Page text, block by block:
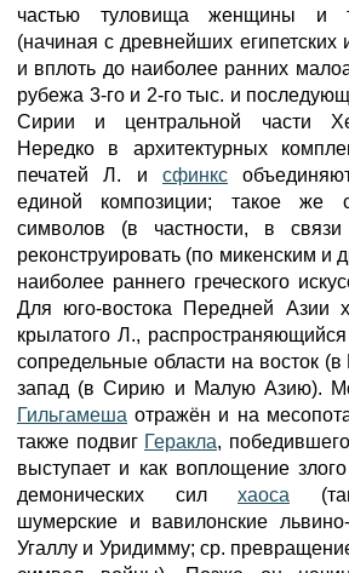
частью туловища женщины и
(начиная с древнейших египетских
и вплоть до наиболее ранних
рубежа 3-го и 2-го тыс. и
Сирии и центральной части
Нередко в архитектурных
печатей Л. и сфинкс
единой композиции; такое же
символов (в частности, в
реконструировать (по микенским и
наиболее раннего греческого
Для юго-востока Передней Азии
крылатого Л.,
сопредельные области на восток
запад (в Сирию и Малую Азию).
Гильгамеша отражён и на
также подвиг Геракла,
выступает и как воплощение
демонических сил хаоса
шумерские и вавилонские
Угаллу и Уридимму; ср.